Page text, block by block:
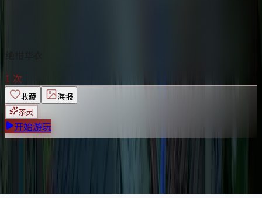
1 次
收藏
海报
茶灵
开始游玩